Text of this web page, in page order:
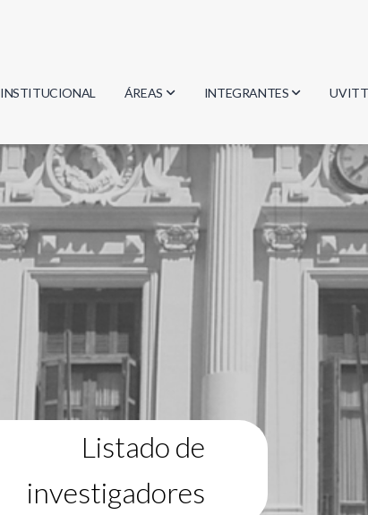
INSTITUCIONAL ÁREAS
Biología
Física
Geociencias
Informática
Matemática
INTEGRANTES
Investigadores
Estudiantes
Egresados
UVITT
Listado de
investigadores